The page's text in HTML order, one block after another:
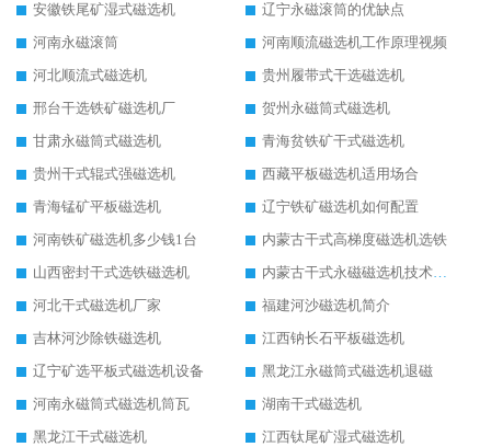
安徽铁尾矿湿式磁选机
辽宁永磁滚筒的优缺点
河南永磁滚筒
河南顺流磁选机工作原理视频
河北顺流式磁选机
贵州履带式干选磁选机
邢台干选铁矿磁选机厂
贺州永磁筒式磁选机
甘肃永磁筒式磁选机
青海贫铁矿干式磁选机
贵州干式辊式强磁选机
西藏平板磁选机适用场合
青海锰矿平板磁选机
辽宁铁矿磁选机如何配置
河南铁矿磁选机多少钱1台
内蒙古干式高梯度磁选机选铁
山西密封干式选铁磁选机
内蒙古干式永磁磁选机技术要求
河北干式磁选机厂家
福建河沙磁选机简介
吉林河沙除铁磁选机
江西钠长石平板磁选机
辽宁矿选平板式磁选机设备
黑龙江永磁筒式磁选机退磁
河南永磁筒式磁选机筒瓦
湖南干式磁选机
黑龙江干式磁选机
江西钛尾矿湿式磁选机